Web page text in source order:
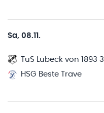
Sa, 08.11.
TuS Lübeck von 1893 3
HSG Beste Trave